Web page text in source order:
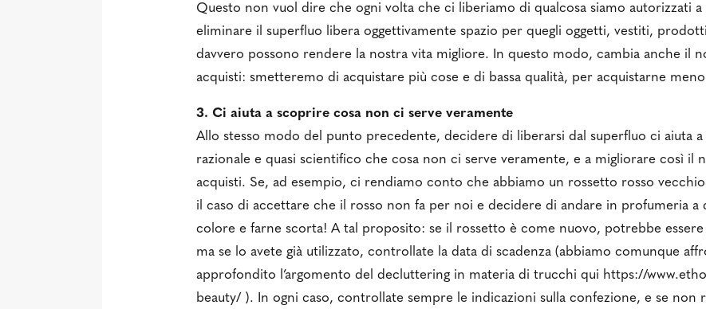
Questo non vuol dire che ogni volta che ci liberiamo di qualcosa siamo autorizzati
eliminare il superfluo libera oggettivamente spazio per quegli oggetti, vestiti,
davvero possono rendere la nostra vita migliore. In questo modo, cambia anche il
acquisti: smetteremo di acquistare più cose e di bassa qualità, per acquistarne
3. Ci aiuta a scoprire cosa non ci serve veramente
Allo stesso modo del punto precedente, decidere di liberarsi dal superfluo ci aiuta
razionale e quasi scientifico che cosa non ci serve veramente, e a migliorare così il
acquisti. Se, ad esempio, ci rendiamo conto che abbiamo un rossetto rosso
il caso di accettare che il rosso non fa per noi e decidere di andare in profumeria a
colore e farne scorta! A tal proposito: se il rossetto è come nuovo, potrebbe essere
ma se lo avete già utilizzato, controllate la data di scadenza (abbiamo comunque
approfondito l’argomento del decluttering in materia di trucchi qui https://
beauty/ ). In ogni caso, controllate sempre le indicazioni sulla confezione, e se non